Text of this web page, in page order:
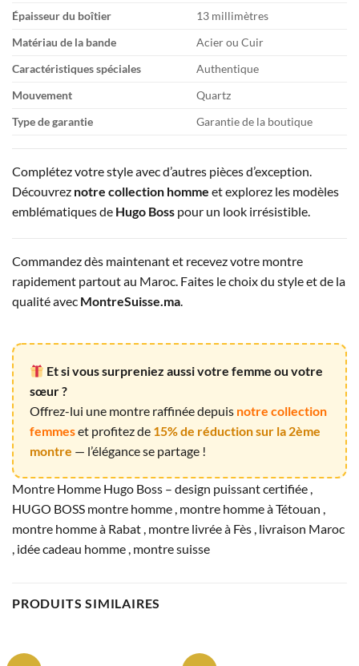
Épaisseur du boîtier
13 millimètres
Matériau de la bande
Acier ou Cuir
Caractéristiques spéciales
Authentique
Mouvement
Quartz
Type de garantie
Garantie de la boutique
Complétez votre style avec d’autres pièces d’exception.
Découvrez notre collection homme et explorez les modèles
emblématiques de Hugo Boss pour un look irrésistible.
Commandez dès maintenant et recevez votre montre
rapidement partout au Maroc. Faites le choix du style et de la
qualité avec MontreSuisse.ma.
Et si vous surpreniez aussi votre femme ou votre
sœur ?
Offrez-lui une montre raffinée depuis notre collection
femmeset profitez de 15% de réduction sur la 2ème
montre — l’élégance se partage !
Montre Homme Hugo Boss – design puissant certifiée ,
HUGO BOSS montre homme , montre homme à Tétouan ,
montre homme à Rabat , montre livrée à Fès , livraison Maroc
, idée cadeau homme , montre suisse
PRODUITS SIMILAIRES